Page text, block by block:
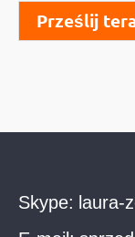
Prześlij
Skype: laura-